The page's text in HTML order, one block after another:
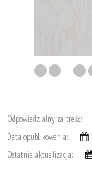
Odpowiedzialny za treść:
Data opublikowania:
Ostatnia aktualizacja: